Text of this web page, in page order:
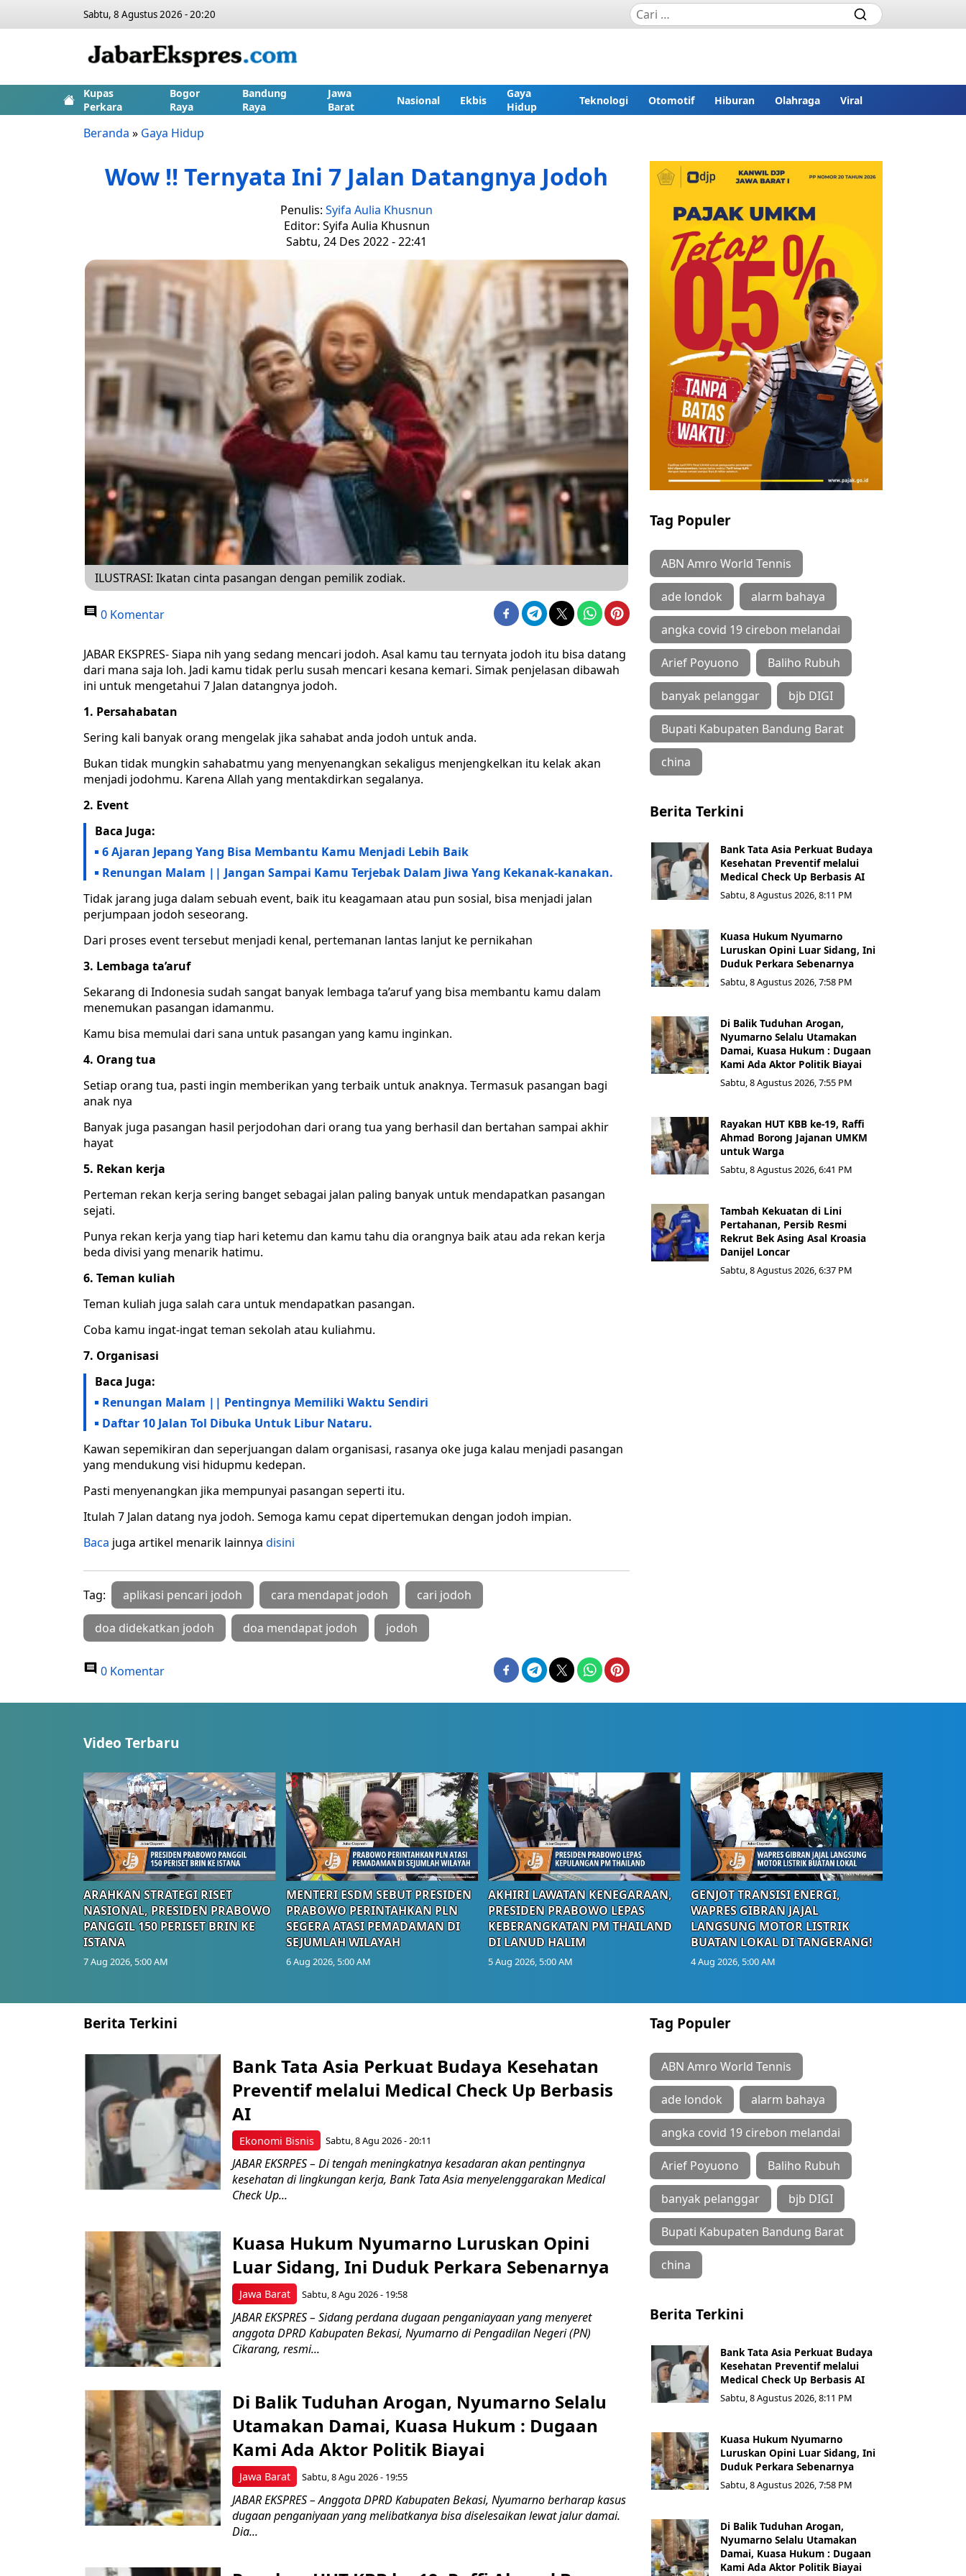
Sabtu, 8 Agustus 2026 - 20:20
Kupas
Perkara
Bogor
Raya
Bandung
Raya
Jawa
Barat
Nasional Ekbis
Gaya
Hidup
Teknologi Otomotif Hiburan Olahraga Viral
Beranda » Gaya Hidup
Wow !! Ternyata Ini 7 Jalan Datangnya Jodoh
Penulis: Syifa Aulia Khusnun
Editor: Syifa Aulia Khusnun
Sabtu, 24 Des 2022 - 22:41
ILUSTRASI: Ikatan cinta pasangan dengan pemilik zodiak.
0 Komentar
JABAR EKSPRES- Siapa nih yang sedang mencari jodoh. Asal kamu tau ternyata jodoh itu bisa datang
dari mana saja loh. Jadi kamu tidak perlu susah mencari kesana kemari. Simak penjelasan dibawah
ini untuk mengetahui 7 Jalan datangnya jodoh.
1. Persahabatan
Sering kali banyak orang mengelak jika sahabat anda jodoh untuk anda.
Bukan tidak mungkin sahabatmu yang menyenangkan sekaligus menjengkelkan itu kelak akan
menjadi jodohmu. Karena Allah yang mentakdirkan segalanya.
2. Event
Baca Juga:
6 Ajaran Jepang Yang Bisa Membantu Kamu Menjadi Lebih Baik
Renungan Malam || Jangan Sampai Kamu Terjebak Dalam Jiwa Yang Kekanak-kanakan.
Tidak jarang juga dalam sebuah event, baik itu keagamaan atau pun sosial, bisa menjadi jalan
perjumpaan jodoh seseorang.
Dari proses event tersebut menjadi kenal, pertemanan lantas lanjut ke pernikahan
3. Lembaga ta’aruf
Sekarang di Indonesia sudah sangat banyak lembaga ta’aruf yang bisa membantu kamu dalam
menemukan pasangan idamanmu.
Kamu bisa memulai dari sana untuk pasangan yang kamu inginkan.
4. Orang tua
Setiap orang tua, pasti ingin memberikan yang terbaik untuk anaknya. Termasuk pasangan bagi
anak nya
Banyak juga pasangan hasil perjodohan dari orang tua yang berhasil dan bertahan sampai akhir
hayat
5. Rekan kerja
Perteman rekan kerja sering banget sebagai jalan paling banyak untuk mendapatkan pasangan
sejati.
Punya rekan kerja yang tiap hari ketemu dan kamu tahu dia orangnya baik atau ada rekan kerja
beda divisi yang menarik hatimu.
6. Teman kuliah
Teman kuliah juga salah cara untuk mendapatkan pasangan.
Coba kamu ingat-ingat teman sekolah atau kuliahmu.
7. Organisasi
Baca Juga:
Renungan Malam || Pentingnya Memiliki Waktu Sendiri
Daftar 10 Jalan Tol Dibuka Untuk Libur Nataru.
Kawan sepemikiran dan seperjuangan dalam organisasi, rasanya oke juga kalau menjadi pasangan
yang mendukung visi hidupmu kedepan.
Pasti menyenangkan jika mempunyai pasangan seperti itu.
Itulah 7 Jalan datang nya jodoh. Semoga kamu cepat dipertemukan dengan jodoh impian.
Baca juga artikel menarik lainnya disini
Tag: aplikasi pencari jodoh cara mendapat jodoh cari jodoh
doa didekatkan jodoh doa mendapat jodoh jodoh
0 Komentar
Tag Populer
ABN Amro World Tennis
ade londok alarm bahaya
angka covid 19 cirebon melandai
Arief Poyuono Baliho Rubuh
banyak pelanggar bjb DIGI
Bupati Kabupaten Bandung Barat
china
Berita Terkini
Bank Tata Asia Perkuat Budaya
Kesehatan Preventif melalui
Medical Check Up Berbasis AI
Sabtu, 8 Agustus 2026, 8:11 PM
Kuasa Hukum Nyumarno
Luruskan Opini Luar Sidang, Ini
Duduk Perkara Sebenarnya ​
Sabtu, 8 Agustus 2026, 7:58 PM
Di Balik Tuduhan Arogan,
Nyumarno Selalu Utamakan
Damai, Kuasa Hukum : Dugaan
Kami Ada Aktor Politik Biayai
Sabtu, 8 Agustus 2026, 7:55 PM
Rayakan HUT KBB ke-19, Raffi
Ahmad Borong Jajanan UMKM
untuk Warga
Sabtu, 8 Agustus 2026, 6:41 PM
Tambah Kekuatan di Lini
Pertahanan, Persib Resmi
Rekrut Bek Asing Asal Kroasia
Danijel Loncar
Sabtu, 8 Agustus 2026, 6:37 PM
Video Terbaru
ARAHKAN STRATEGI RISET
NASIONAL, PRESIDEN PRABOWO
PANGGIL 150 PERISET BRIN KE
ISTANA
7 Aug 2026, 5:00 AM
MENTERI ESDM SEBUT PRESIDEN
PRABOWO PERINTAHKAN PLN
SEGERA ATASI PEMADAMAN DI
SEJUMLAH WILAYAH
6 Aug 2026, 5:00 AM
AKHIRI LAWATAN KENEGARAAN,
PRESIDEN PRABOWO LEPAS
KEBERANGKATAN PM THAILAND
DI LANUD HALIM
5 Aug 2026, 5:00 AM
GENJOT TRANSISI ENERGI,
WAPRES GIBRAN JAJAL
LANGSUNG MOTOR LISTRIK
BUATAN LOKAL DI TANGERANG!
4 Aug 2026, 5:00 AM
Berita Terkini
Ekonomi Bisnis
Bank Tata Asia Perkuat Budaya Kesehatan
Preventif melalui Medical Check Up Berbasis
AI
Sabtu, 8 Agu 2026 - 20:11
JABAR EKSRPES – Di tengah meningkatnya kesadaran akan pentingnya
kesehatan di lingkungan kerja, Bank Tata Asia menyelenggarakan Medical
Check Up...
Jawa Barat
Kuasa Hukum Nyumarno Luruskan Opini
Luar Sidang, Ini Duduk Perkara Sebenarnya ​
Sabtu, 8 Agu 2026 - 19:58
JABAR EKSPRES – Sidang perdana dugaan penganiayaan yang menyeret
anggota DPRD Kabupaten Bekasi, Nyumarno di Pengadilan Negeri (PN)
Cikarang, resmi...
Jawa Barat
Di Balik Tuduhan Arogan, Nyumarno Selalu
Utamakan Damai, Kuasa Hukum : Dugaan
Kami Ada Aktor Politik Biayai
Sabtu, 8 Agu 2026 - 19:55
JABAR EKSPRES – Anggota DPRD Kabupaten Bekasi, Nyumarno berharap kasus
dugaan penganiyaan yang melibatkanya bisa diselesaikan lewat jalur damai.
Dia...
Tag Populer
ABN Amro World Tennis
ade londok alarm bahaya
angka covid 19 cirebon melandai
Arief Poyuono Baliho Rubuh
banyak pelanggar bjb DIGI
Bupati Kabupaten Bandung Barat
china
Berita Terkini
Bank Tata Asia Perkuat Budaya
Kesehatan Preventif melalui
Medical Check Up Berbasis AI
Sabtu, 8 Agustus 2026, 8:11 PM
Kuasa Hukum Nyumarno
Luruskan Opini Luar Sidang, Ini
Duduk Perkara Sebenarnya ​
Sabtu, 8 Agustus 2026, 7:58 PM
Di Balik Tuduhan Arogan,
Nyumarno Selalu Utamakan
Damai, Kuasa Hukum : Dugaan
Kami Ada Aktor Politik Biayai